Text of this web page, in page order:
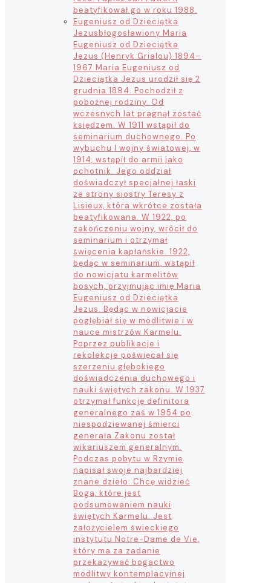
beatyfikował go w roku 1988.
Eugeniusz od Dzieciątka
Jezusbłogosławiony Maria
Eugeniusz od Dzieciątka
Jezus (Henryk Grialou) 1894–
1967 Maria Eugeniusz od
Dzieciątka Jezus urodził się 2
grudnia 1894. Pochodził z
pobożnej rodziny. Od
wczesnych lat pragnął zostać
księdzem. W 1911 wstąpił do
seminarium duchownego. Po
wybuchu I wojny światowej, w
1914, wstąpił do armii jako
ochotnik. Jego oddział
doświadczył specjalnej łaski
ze strony siostry Teresy z
Lisieux, która wkrótce została
beatyfikowana. W 1922, po
zakończeniu wojny, wrócił do
seminarium i otrzymał
święcenia kapłańskie. 1922,
będąc w seminarium, wstąpił
do nowicjatu karmelitów
bosych, przyjmując imię Maria
Eugeniusz od Dzieciątka
Jezus. Będąc w nowicjacie
pogłębiał się w modlitwie i w
nauce mistrzów Karmelu.
Poprzez publikacje i
rekolekcje poświęcał się
szerzeniu głębokiego
doświadczenia duchowego i
nauki świętych zakonu. W 1937
otrzymał funkcję definitora
generalnego zaś w 1954 po
niespodziewanej śmierci
generała Zakonu został
wikariuszem generalnym.
Podczas pobytu w Rzymie
napisał swoje najbardziej
znane dzieło: Chcę widzieć
Boga, które jest
podsumowaniem nauki
świętych Karmelu. Jest
założycielem świeckiego
instytutu Notre-Dame de Vie,
który ma za zadanie
przekazywać bogactwo
modlitwy kontemplacyjnej